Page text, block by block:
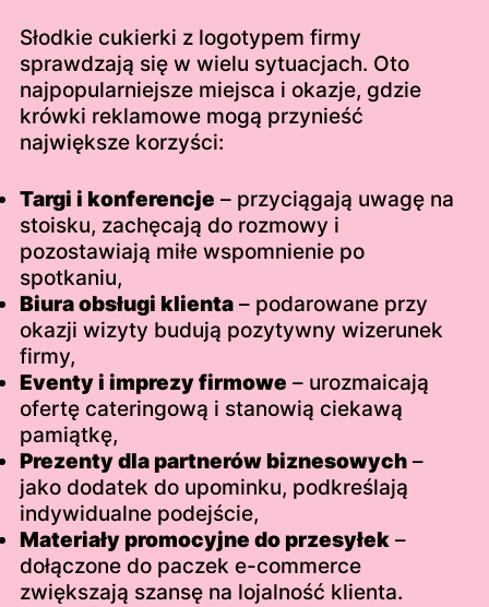
Słodkie cukierki z logotypem firmy
sprawdzają się w wielu sytuacjach. Oto
najpopularniejsze miejsca i okazje, gdzie
krówki reklamowe mogą przynieść
największe korzyści:
Targi i konferencje – przyciągają uwagę na
stoisku, zachęcają do rozmowy i
pozostawiają miłe wspomnienie po
spotkaniu,
Biura obsługi klienta– podarowane przy
okazji wizyty budują pozytywny wizerunek
firmy,
Eventy i imprezy firmowe – urozmaicają
ofertę cateringową i stanowią ciekawą
pamiątkę,
Prezenty dla partnerów biznesowych–
jako dodatek do upominku, podkreślają
indywidualne podejście,
Materiały promocyjne do przesyłek–
dołączone do paczek e-commerce
zwiększają szansę na lojalność klienta.